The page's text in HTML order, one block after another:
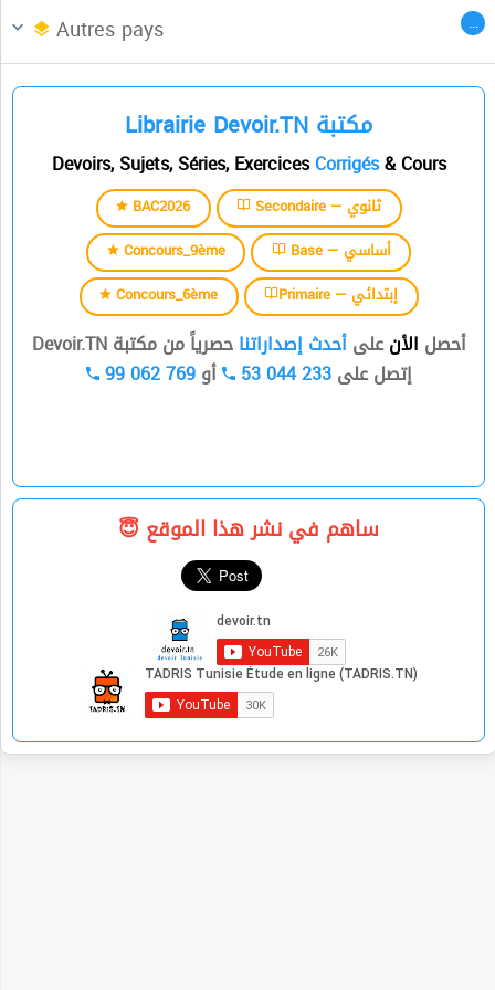
السنة الثالثة
السنة الرابعة
السنة الخامسة
السنة السادسة
Autres pays ...
Afrique du Nord
Librairie Devoir.TN مكتبة
Devoirs, Sujets, Séries, ExercicesCorrigés& Cours
BAC2026
Secondaire — ثانوي
Concours_9ème
Base — أساسي
Concours_6ème
Primaire — إبتدائي
أحصل الأنعلىأحدث إصداراتناحصرياً من مكتبة Devoir.TN
إتصل على53 044 233 أو99 062 769
ساهم في نشر هذا الموقع 😇